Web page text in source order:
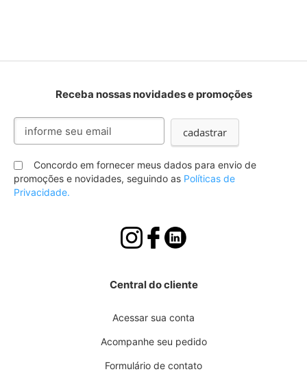
Receba nossas novidades e promoções
Inscreva-
nossa
Newsletter:
cadastrar
Concordo em fornecer meus dados para envio de
promoções e novidades, seguindo as Políticas de
Privacidade.
Central do cliente
Acessar sua conta
Acompanhe seu pedido
Formulário de contato